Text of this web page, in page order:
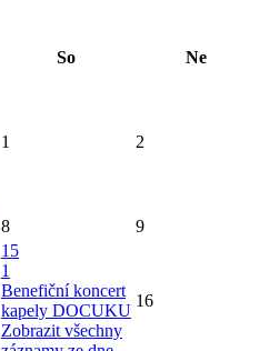
So Ne
1 2
8 9
15
1
Benefiční koncert
kapely DOCUKU
Zobrazit všechny
16